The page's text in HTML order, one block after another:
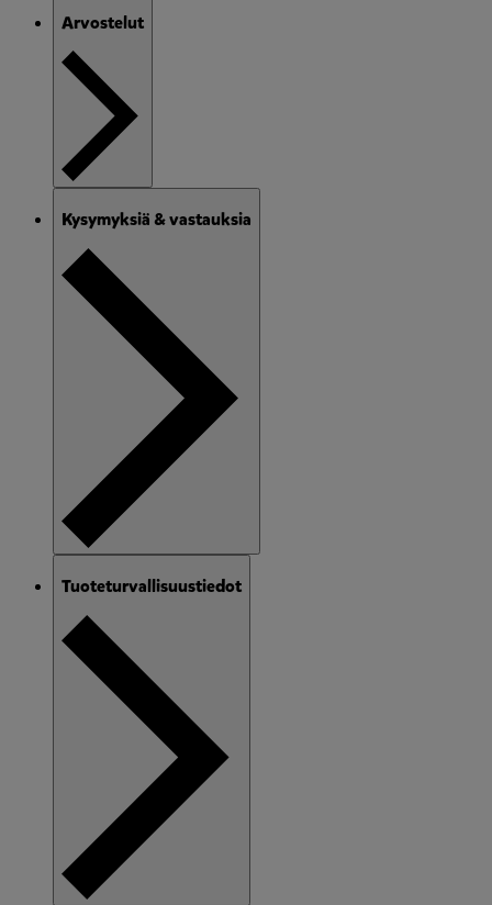
Arvostelut
Kysymyksiä & vastauksia
Tuoteturvallisuustiedot